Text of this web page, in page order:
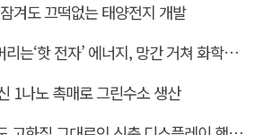
겨도 끄떡없는 태양전지 개발
찰나에 식어버리는‘핫 전자’ 에너지, 망간 거쳐 화학반응에 쓴다
1나노 촉매로 그린수소 생산